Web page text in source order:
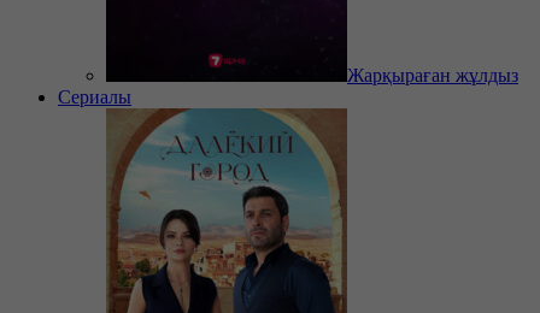
Жарқыраған жұлдыз
Сериалы